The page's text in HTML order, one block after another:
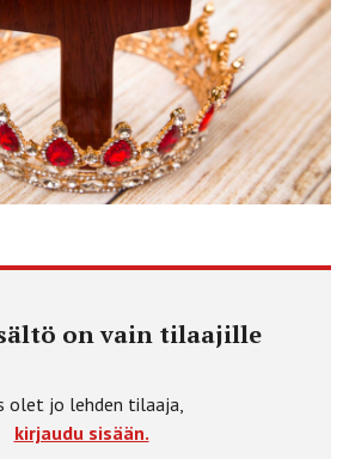
on vain tilaajille
olet jo lehden tilaaja,
kirjaudu sisään.